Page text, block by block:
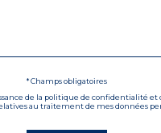
* Champs obligatoires
de la politique de confidentialité et
au traitement de mes données